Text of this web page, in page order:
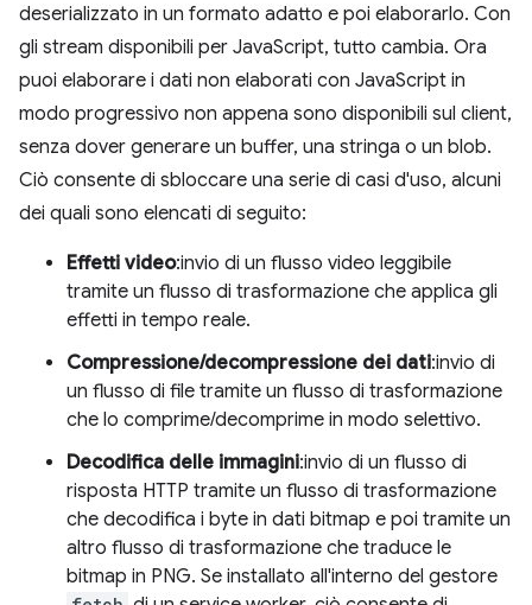
deserializzato in un formato adatto e poi elaborarlo. Con
gli stream disponibili per JavaScript, tutto cambia. Ora
puoi elaborare i dati non elaborati con JavaScript in
modo progressivo non appena sono disponibili sul client,
senza dover generare un buffer, una stringa o un blob.
Ciò consente di sbloccare una serie di casi d'uso, alcuni
dei quali sono elencati di seguito:
Effetti video:invio di un flusso video leggibile
tramite un flusso di trasformazione che applica gli
effetti in tempo reale.
Compressione/decompressione dei dati:invio di
un flusso di file tramite un flusso di trasformazione
che lo comprime/decomprime in modo selettivo.
Decodifica delle immagini:invio di un flusso di
risposta HTTP tramite un flusso di trasformazione
che decodifica i byte in dati bitmap e poi tramite un
altro flusso di trasformazione che traduce le
bitmap in PNG. Se installato all'interno del gestore